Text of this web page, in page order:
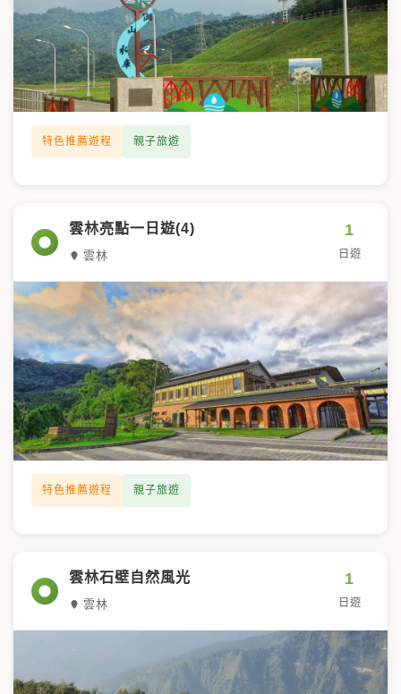
特色推薦遊程 親子旅遊
雲林亮點一日遊(4)
雲林
1
日遊
特色推薦遊程 親子旅遊
雲林石壁自然風光
雲林
1
日遊